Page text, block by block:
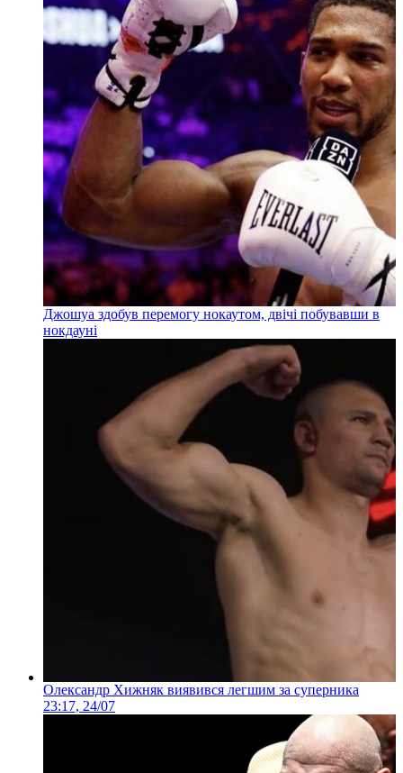
Джошуа здобув перемогу нокаутом, двічі побувавши в
нокдауні
Олександр Хижняк виявився легшим за суперника
23:17, 24/07